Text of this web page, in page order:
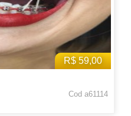
R$ 59,00
Cod a61114